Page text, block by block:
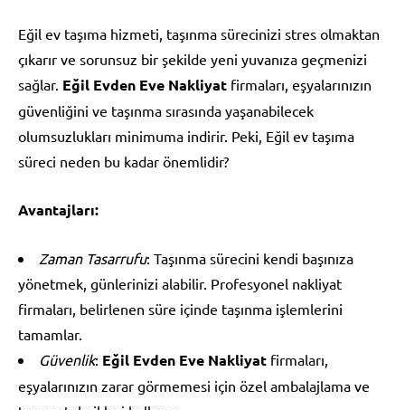
Eğil ev taşıma hizmeti, taşınma sürecinizi stres olmaktan
çıkarır ve sorunsuz bir şekilde yeni yuvanıza geçmenizi
sağlar. Eğil Evden Eve Nakliyat firmaları, eşyalarınızın
güvenliğini ve taşınma sırasında yaşanabilecek
olumsuzlukları minimuma indirir. Peki, Eğil ev taşıma
süreci neden bu kadar önemlidir?
Avantajları:
Zaman Tasarrufu: Taşınma sürecini kendi başınıza
yönetmek, günlerinizi alabilir. Profesyonel nakliyat
firmaları, belirlenen süre içinde taşınma işlemlerini
tamamlar.
Güvenlik: Eğil Evden Eve Nakliyat firmaları,
eşyalarınızın zarar görmemesi için özel ambalajlama ve